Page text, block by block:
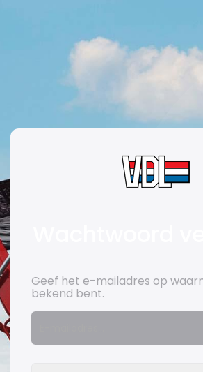
Geef het e-mailadres op
bekend bent.